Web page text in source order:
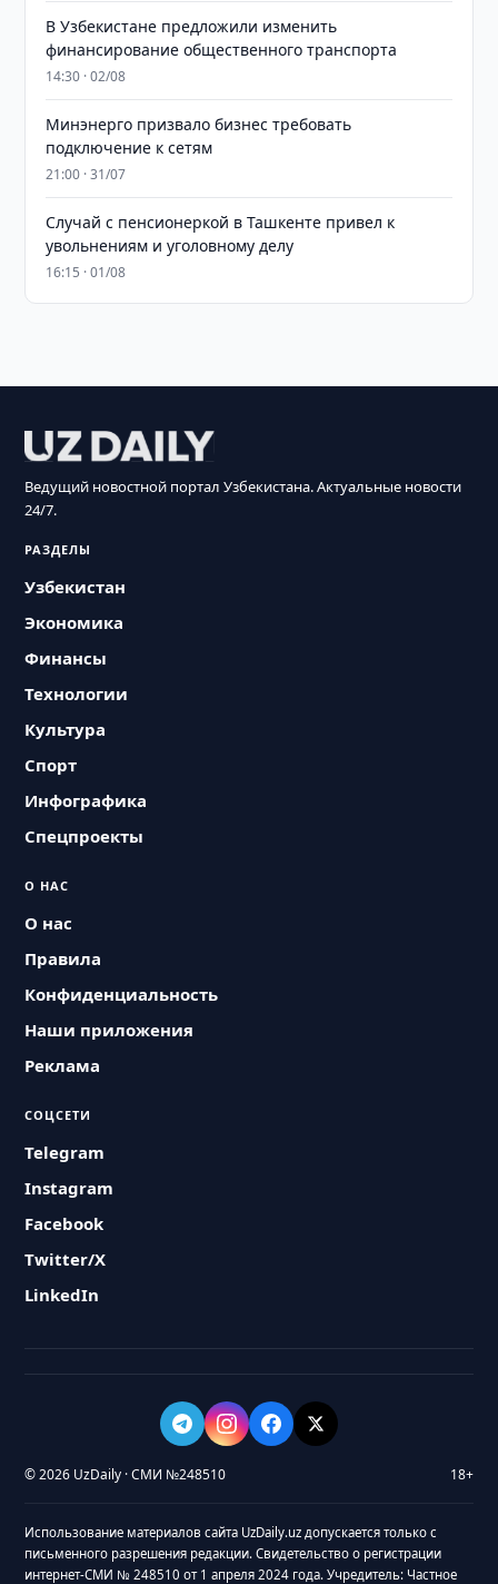
В Узбекистане предложили изменить
финансирование общественного транспорта
14:30 · 02/08
Минэнерго призвало бизнес требовать
подключение к сетям
21:00 · 31/07
Случай с пенсионеркой в Ташкенте привел к
увольнениям и уголовному делу
16:15 · 01/08
Ведущий новостной портал Узбекистана. Актуальные новости
24/7.
РАЗДЕЛЫ
Узбекистан
Экономика
Финансы
Технологии
Культура
Спорт
Инфографика
Спецпроекты
О НАС
О нас
Правила
Конфиденциальность
Наши приложения
Реклама
СОЦСЕТИ
Telegram
Instagram
Facebook
Twitter/X
LinkedIn
© 2026 UzDaily · СМИ №248510 18+
Использование материалов сайта UzDaily.uz допускается только с
письменного разрешения редакции. Свидетельство о регистрации
интернет-СМИ № 248510 от 1 апреля 2024 года. Учредитель: Частное